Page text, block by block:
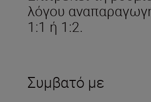
λόγου
1:1 ή 1:2.
Συμβατό με